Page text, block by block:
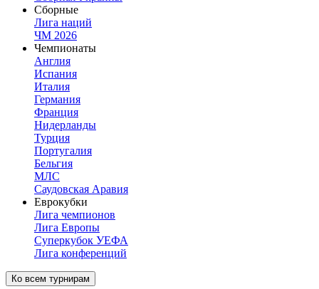
Сборные
Лига наций
ЧМ 2026
Чемпионаты
Англия
Испания
Италия
Германия
Франция
Нидерланды
Турция
Португалия
Бельгия
МЛС
Саудовская Аравия
Еврокубки
Лига чемпионов
Лига Европы
Суперкубок УЕФА
Лига конференций
Ко всем турнирам